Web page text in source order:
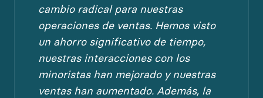
cambio radical para nuestras
operaciones de ventas. Hemos visto
un ahorro significativo de tiempo,
nuestras interacciones con los
minoristas han mejorado y nuestras
ventas han aumentado. Además, la